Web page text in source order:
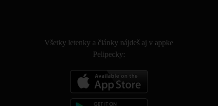
Všetky letenky a články nájdeš aj v appke
Pelipecky: